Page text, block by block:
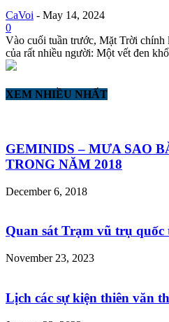
CaVoi - May 14, 2024
0
Vào cuối tuần trước, Mặt Trời chính
của rất nhiều người: Một vết đen
XEM NHIỀU NHẤT
GEMINIDS – MƯA SAO
TRONG NĂM 2018
December 6, 2018
Quan sát Trạm vũ trụ quốc
November 23, 2023
Lịch các sự kiện thiên văn